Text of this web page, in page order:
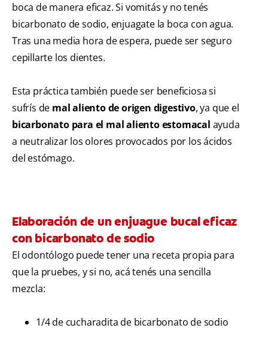
boca de manera eficaz. Si vomitás y no tenés
bicarbonato de sodio, enjuagate la boca con agua.
Tras una media hora de espera, puede ser seguro
cepillarte los dientes.
Esta práctica también puede ser beneficiosa si
sufrís de mal aliento de origen digestivo, ya que el
bicarbonato para el mal aliento estomacal ayuda
a neutralizar los olores provocados por los ácidos
del estómago.
Elaboración de un enjuague bucal eficaz
con bicarbonato de sodio
El odontólogo puede tener una receta propia para
que la pruebes, y si no, acá tenés una sencilla
mezcla:
1/4 de cucharadita de bicarbonato de sodio